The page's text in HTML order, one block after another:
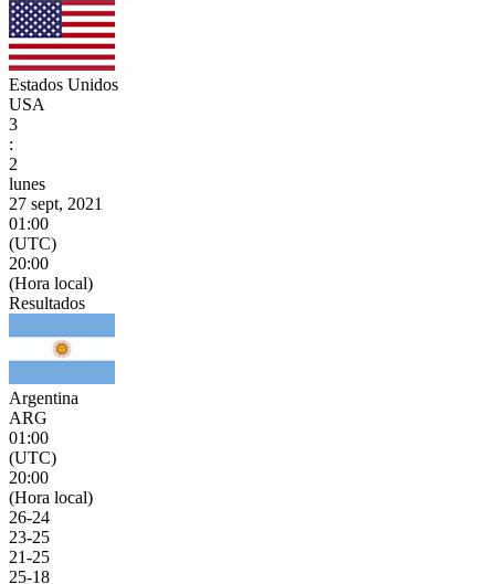
Estados Unidos
USA
3
:
2
lunes
27 sept, 2021
01:00
(UTC)
20:00
(Hora local)
Resultados
Argentina
ARG
01:00
(UTC)
20:00
(Hora local)
26-24
23-25
21-25
25-18